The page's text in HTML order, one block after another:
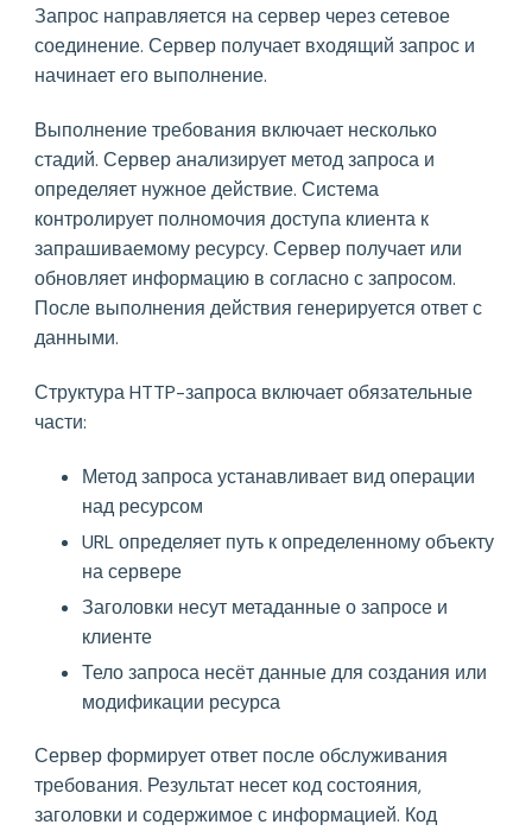
Запрос направляется на сервер через сетевое
соединение. Сервер получает входящий запрос и
начинает его выполнение.
Выполнение требования включает несколько
стадий. Сервер анализирует метод запроса и
определяет нужное действие. Система
контролирует полномочия доступа клиента к
запрашиваемому ресурсу. Сервер получает или
обновляет информацию в согласно с запросом.
После выполнения действия генерируется ответ с
данными.
Структура HTTP-запроса включает обязательные
части:
Метод запроса устанавливает вид операции
над ресурсом
URL определяет путь к определенному объекту
на сервере
Заголовки несут метаданные о запросе и
клиенте
Тело запроса несёт данные для создания или
модификации ресурса
Сервер формирует ответ после обслуживания
требования. Результат несет код состояния,
заголовки и содержимое с информацией. Код